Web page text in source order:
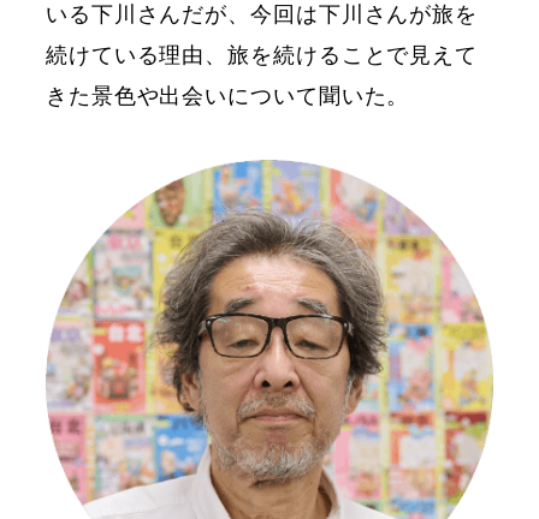
いる下川さんだが、今回は下川さんが旅を
続けている理由、旅を続けることで見えて
きた景色や出会いについて聞いた。